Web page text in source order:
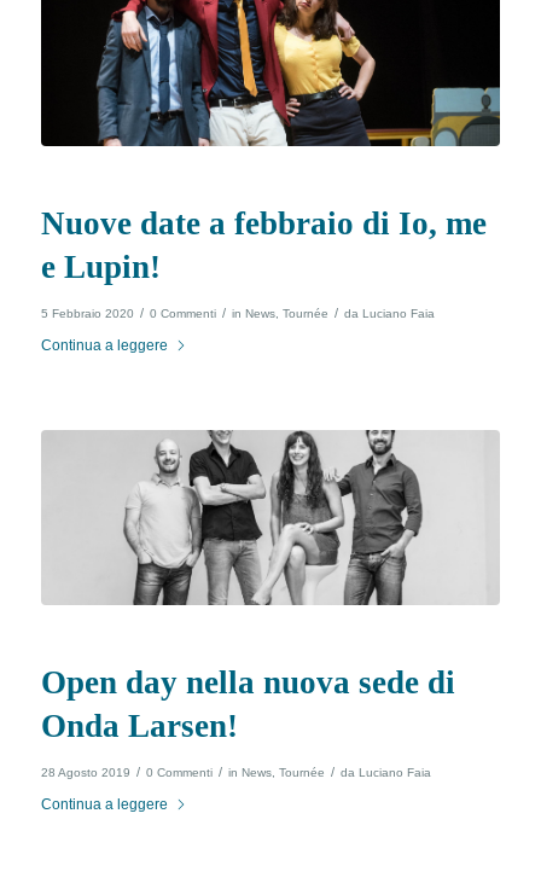
Nuove date a febbraio di Io, me
e Lupin!
5 Febbraio 2020 / 0 Commenti / in News, Tournée / da Luciano Faia
Continua a leggere
Open day nella nuova sede di
Onda Larsen!
28 Agosto 2019 / 0 Commenti / in News, Tournée / da Luciano Faia
Continua a leggere